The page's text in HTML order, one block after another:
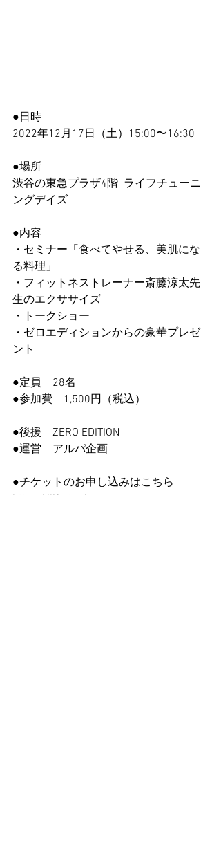
●日時
2022年12月17日（土）15:00〜16:30
●場所
渋谷の東急プラザ4階  ライフチューニ
ングデイズ
●内容
・セミナー「食べてやせる、美肌にな
る料理」
・フィットネストレーナー斎藤涼太先
生のエクササイズ
・トークショー
・ゼロエディションからの豪華プレゼ
ント
●定員　28名
●参加費　1,500円（税込）
●後援　ZERO EDITION
●運営　アルパ企画
●チケットのお申し込みはこちら
https://life-tuning-